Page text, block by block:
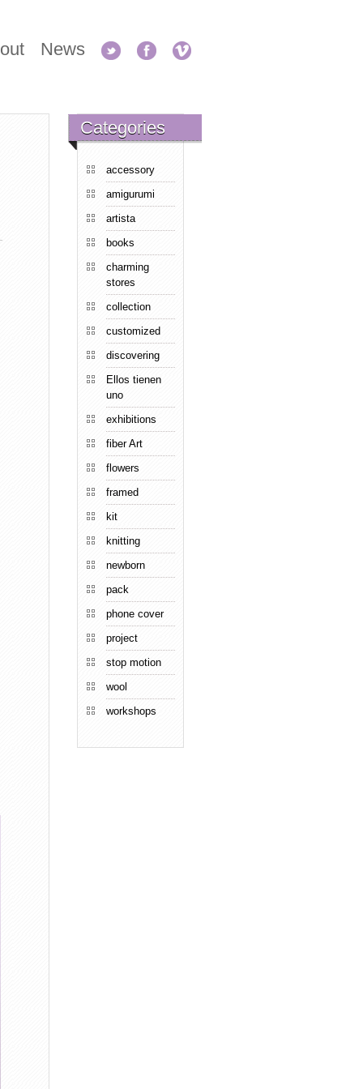
News
Categories
accessory
amigurumi
artista
books
charming
stores
collection
customized
discovering
Ellos tienen
uno
exhibitions
fiber Art
flowers
framed
kit
knitting
newborn
pack
phone cover
project
stop motion
wool
workshops